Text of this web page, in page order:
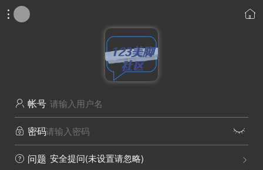
 
 帐号
 密码 
 问题 
安全提问(未设置请忽略)